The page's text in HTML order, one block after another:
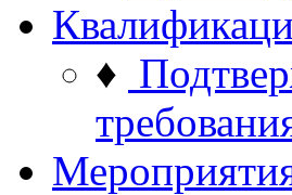
♦